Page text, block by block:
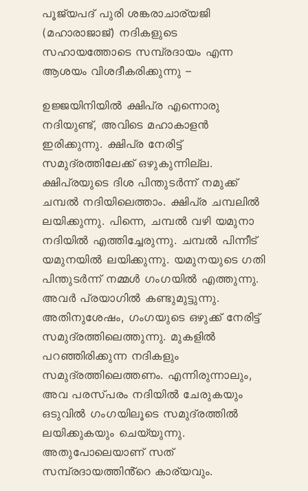
പൂജ്യപദ് പുരി ശങ്കരാചാര്യജി
(മഹാരാജാജ്) നദികളുടെ
സഹായത്തോടെ സമ്പ്രദായം എന്ന
ആശയം വിശദീകരിക്കുന്നു –
ഉജ്ജയിനിയിൽ ക്ഷിപ്ര എന്നൊരു
നദിയുണ്ട്, അവിടെ മഹാകാളൻ
ഇരിക്കുന്നു. ക്ഷിപ്ര നേരിട്ട്
സമുദ്രത്തിലേക്ക് ഒഴുകുന്നില്ല.
ക്ഷിപ്രയുടെ ദിശ പിന്തുടർന്ന് നമുക്ക്
ചമ്പൽ നദിയിലെത്താം. ക്ഷിപ്ര ചമ്പലിൽ
ലയിക്കുന്നു. പിന്നെ, ചമ്പൽ വഴി യമുനാ
നദിയിൽ എത്തിച്ചേരുന്നു. ചമ്പൽ പിന്നീട്
യമുനയിൽ ലയിക്കുന്നു. യമുനയുടെ ഗതി
പിന്തുടർന്ന് നമ്മൾ ഗംഗയിൽ എത്തുന്നു.
അവർ പ്രയാഗിൽ കണ്ടുമുട്ടുന്നു.
അതിനുശേഷം, ഗംഗയുടെ ഒഴുക്ക് നേരിട്ട്
സമുദ്രത്തിലെത്തുന്നു. മുകളിൽ
പറഞ്ഞിരിക്കുന്ന നദികളും
സമുദ്രത്തിലെത്തണം. എന്നിരുന്നാലും,
അവ പരസ്പരം നദിയിൽ ചേരുകയും
ഒടുവിൽ ഗംഗയിലൂടെ സമുദ്രത്തിൽ
ലയിക്കുകയും ചെയ്യുന്നു.
അതുപോലെയാണ് സത്
സമ്പ്രദായത്തിൻ്റെ കാര്യവും.